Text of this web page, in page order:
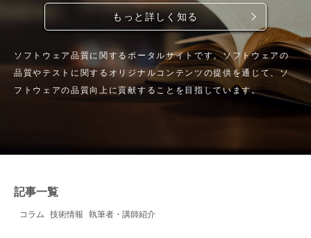
もっと詳しく知る
ソフトウェア品質に関するポータルサイトです。ソフトウェアの
品質やテストに関するオリジナルコンテンツの提供を通じて、ソ
フトウェアの品質向上に貢献することを目指しています。
記事一覧
コラム 技術情報 執筆者・講師紹介